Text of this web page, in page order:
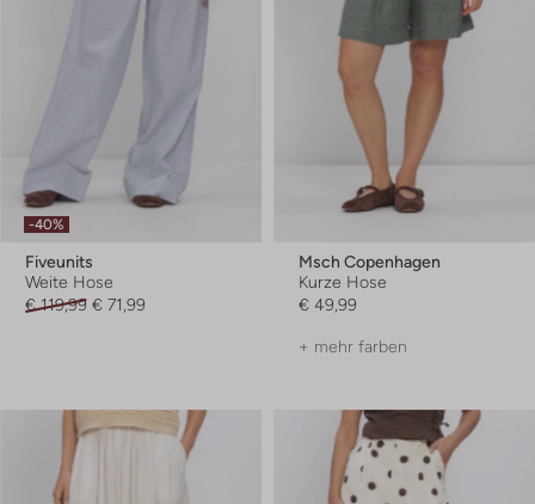
-40%
Fiveunits
Weite Hose
€ 119,99 € 71,99
Msch Copenhagen
Kurze Hose
€ 49,99
+ mehr farben